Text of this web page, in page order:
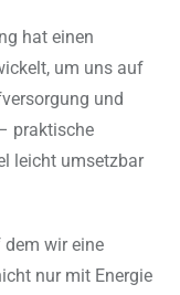
hat einen
um uns auf
und
praktische
leicht umsetzbar
dem wir eine
nur mit Energie